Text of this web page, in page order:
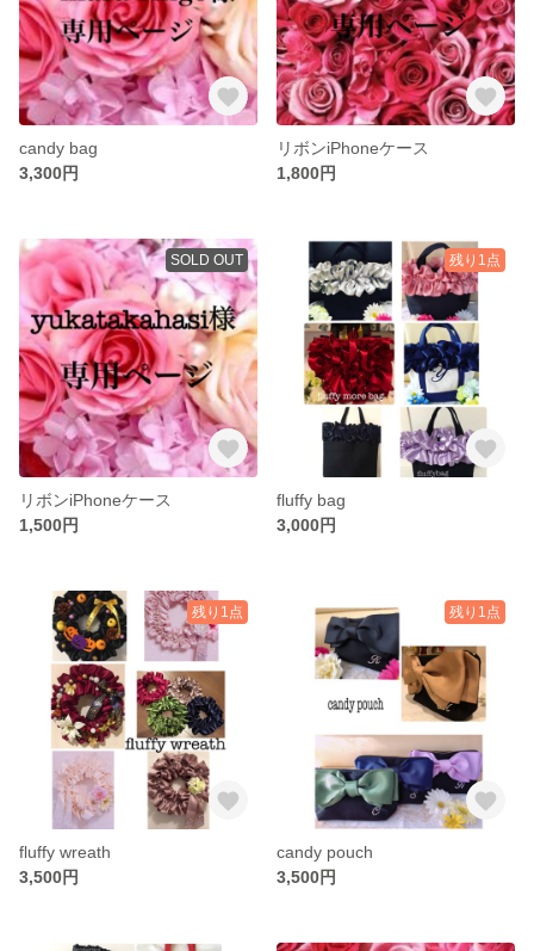
candy bag
3,300円
リボンiPhoneケース
1,800円
SOLD OUT
リボンiPhoneケース
1,500円
残り1点
fluffy bag
3,000円
残り1点
fluffy wreath
3,500円
残り1点
candy pouch
3,500円